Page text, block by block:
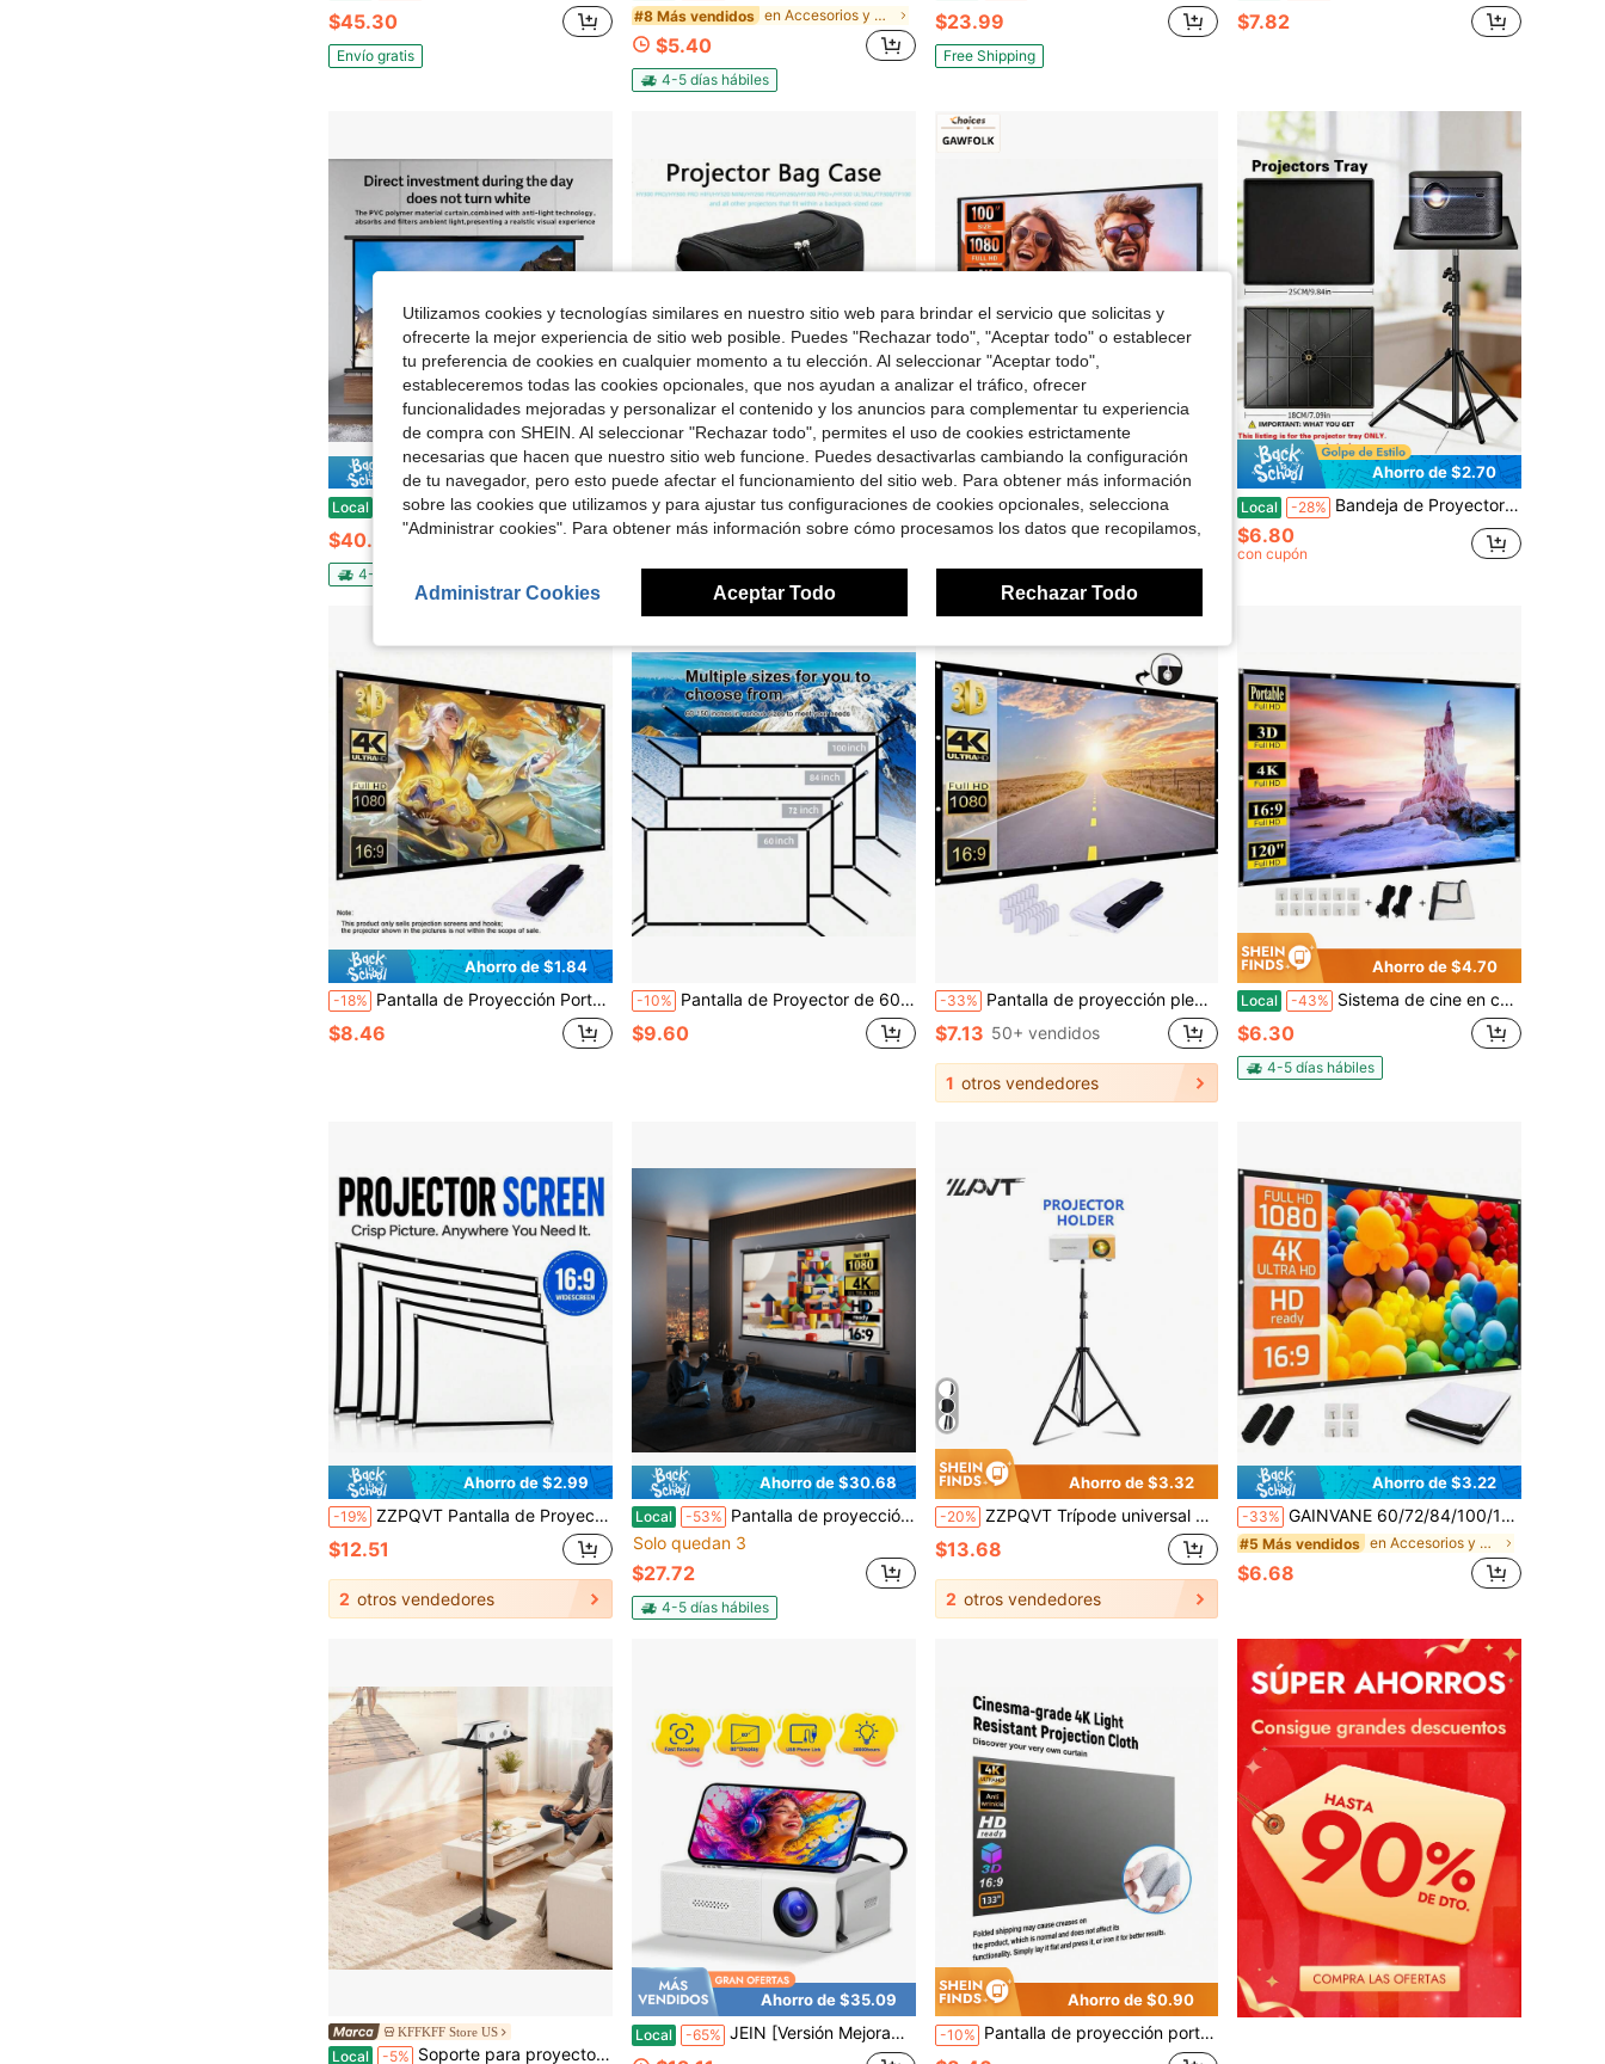
$45.30
Envío gratis
#8 Más vendidos en Accesorios y piezas para proyectores
$5.40
4-5 días hábiles
$23.99
Free Shipping
$7.82
Ahorro de $40.00
Local -50% Pantalla de proyección gris, sencilla, 16:9, con cortina antirreflejos, 100/120 pulgadas, para hogar, exteriores u oficina, portátil, 3D HD
$40.00
4-5 días hábiles
-11% VELEC Estuche protector portátil/bolsa de viaje adecuada para Magcubic HY300 Pro, HY320, HY320mini, HY300 PRO HIFI, HY260 PRO, HY260, HY300 PRO+, HY300 ULTRAL, TP300, TP100 y otros modelos de proyector. Neceser de hombre, kit de afeitado de viaje, bolsa de almacenamiento de artículos de tocador, organizador de viaje multifuncional.
$7.10
Ahorro de $34.48
Local -50% GAWFOLK Pantalla de proyección portátil Ultra HD de 72/100/120 pulgadas con soportes dobles y montaje en pared, pantalla de cine 16:9 sin arrugas para cine en casa, compatible con smartphones/portátiles/proyectores para exteriores, uso en interiores/exteriores, configuración rápida para camping, fiestas y jardín.
$34.52
4-5 días hábiles Envío gratis
Ahorro de $2.70
Local -28% Bandeja de Proyector ABS Ligera de 25*18cm Solo, Plataforma de Trípode Antideslizante con Orificio de Tornillo de 1/4" para Mini Proyector, Cámara, Portátil & Mezclador, Tornillos de Trípode & Montaje Excluidos, Carga Limitada, No para Equipos Pesados
$6.80
con cupón
Ahorro de $1.84
-18% Pantalla de Proyección Portátil Plegable, Relación de Aspecto 16:9 Soporta 4K Ultra HD 1080P 3D, Compatible con Todos los Proyectores Mini & Domésticos, Anti-Arrugas sin Pliegues Ligera Fácil Instalación con Ganchos Pantalla de Cine para Teatro en Casa Interior Exterior
$8.46
-10% Pantalla de Proyector de 60/72/84/100/120/150 Pulgadas, Adecuada para Visualización al Aire Libre, Diseño Elegante, Viene con Ganchos para Fácil Instalación, Pantalla de Proyector Blanca, Pantalla Ancha 16:9
$9.60
-33% Pantalla de proyección plegable portátil de 60/72/84/100/120/150 pulgadas 16:9, resistente a las arrugas, adecuada para uso en interiores y exteriores, pantalla de proyección de doble cara para el hogar, fiestas, oficina, aula, esencial para volver a la escuela
$7.13 50+ vendidos
1 otros vendedores
Ahorro de $4.70
Local -43% Sistema de cine en casa con proyección 4K | Proyección Full HD 3D 16:9 de doble cara, pantalla de proyección, apto para uso en interiores y exteriores, instalación en pared, opción de montaje, múltiples especificaciones disponibles, perfecto para noches de cine en el jardín.
$6.30
4-5 días hábiles
Ahorro de $2.99
-19% ZZPQVT Pantalla de Proyector 60 Pulgadas, 84 Pulgadas, 72 Pulgadas, 100 Pulgadas, 120 Pulgadas, 150 Pulgadas, Pantalla de Proyección Portátil Plegable 16:9 4K 3D Interior/Exterior, Adecuada para Cine en Casa, Camping y Actividades de Entretenimiento
$12.51
2 otros vendedores
Ahorro de $30.68
Local -53% Pantalla de proyección blanca con reverso 16:9 Pantalla de proyector colgante de 60" Pantalla de cine para interiores con 4K Full HD Pantalla de proyector para exteriores Montaje en pared Pantalla plegable para presentaciones de oficina Cine en casa
Solo quedan 3
$27.72
4-5 días hábiles
Ahorro de $3.32
-20% ZZPQVT Trípode universal para proyector de 43/63/82 pulgadas, soporte de aleación de aluminio extensible, ajustable en altura, cabezal giratorio de metal de 1/4", adecuado para proyectores LCD, cámaras y teléfonos
$13.68
2 otros vendedores
Ahorro de $3.22
-33% GAINVANE 60/72/84/100/120/150 pulgadas Pantalla de proyección plegable y resistente a las arrugas 16:9, adecuada para proyección interior/exterior, hogar, fiesta, oficina, aula y talla grande
#5 Más vendidos en Accesorios y piezas para proyectores
$6.68
KFFKFF Store US
Local -5% Soporte para proyector, soporte de suelo para proyector con altura ajustable de 30.3 a 63.4 pulgadas, carrito para proyectores con rotación horizontal de 360° para reuniones, películas al aire libre, soporte de video, montaje tipo gimbal o soporte de bandeja
Ahorro de $35.09
Local -65% JEIN [Versión Mejorada] Proyector inteligente portátil de alta definición, compatible con 1080P, nativo 720P. Para proyector de cine en casa, corrección automática de la distorsión trapezoidal, enfoque rápido, proyector mini portátil de alta resolución
Ahorro de $0.90
-10% Pantalla de proyección portátil, pantalla de proyección reflectante 16:9 4K adecuada para proyectores de cine y video domésticos de serie 1LCD, pantalla de proyección sin perforación
Utilizamos cookies y tecnologías similares en nuestro sitio web para brindar el servicio que solicitas y
ofrecerte la mejor experiencia de sitio web posible. Puedes "Rechazar todo", "Aceptar todo" o establecer
tu preferencia de cookies en cualquier momento a tu elección. Al seleccionar "Aceptar todo",
estableceremos todas las cookies opcionales, que nos ayudan a analizar el tráfico, ofrecer
funcionalidades mejoradas y personalizar el contenido y los anuncios para complementar tu experiencia
de compra con SHEIN. Al seleccionar "Rechazar todo", permites el uso de cookies estrictamente
necesarias que hacen que nuestro sitio web funcione. Puedes desactivarlas cambiando la configuración
de tu navegador, pero esto puede afectar el funcionamiento del sitio web. Para obtener más información
sobre las cookies que utilizamos y para ajustar tus configuraciones de cookies opcionales, selecciona
"Administrar cookies". Para obtener más información sobre cómo procesamos los datos que recopilamos,
Administrar Cookies Aceptar Todo Rechazar Todo